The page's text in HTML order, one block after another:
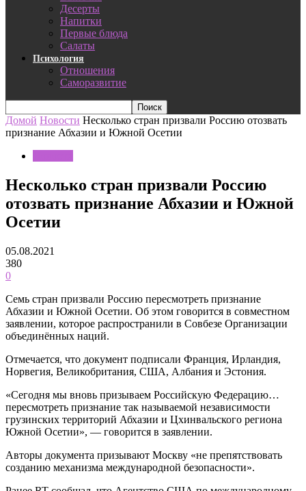
Десерты
Напитки
Первые блюда
Салаты
Психология
Отношения
Саморазвитие
Домой Новости Несколько стран призвали Россию отозвать
признание Абхазии и Южной Осетии
Несколько стран призвали Россию
отозвать признание Абхазии и Южной
Осетии
05.08.2021
380
0
Семь стран призвали Россию пересмотреть признание
Абхазии и Южной Осетии. Об этом говорится в совместном
заявлении, которое распространили в Совбезе Организации
объединённых наций.
Отмечается, что документ подписали Франция, Ирландия,
Норвегия, Великобритания, США, Албания и Эстония.
«Сегодня мы вновь призываем Российскую Федерацию…
пересмотреть признание так называемой независимости
грузинских территорий Абхазии и Цхинвальского региона
Южной Осетии», — говорится в заявлении.
Авторы документа призывают Москву «не препятствовать
созданию механизма международной безопасности».